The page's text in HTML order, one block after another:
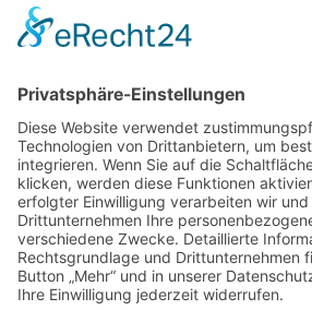
Administration kann registrierten Benutzern
Berechtigungen zuweisen. Beachte bitte
Nutzungsbedingungen und die verwandten
wenn du dich in diesem Board bewegst.
Nutzungsbedingungen|
Registrieren
Foren-Übersicht
Alle Zeiten sindUTC+02:00
Alle Cookies löschen
Powered byphpBB® Forum Software ©